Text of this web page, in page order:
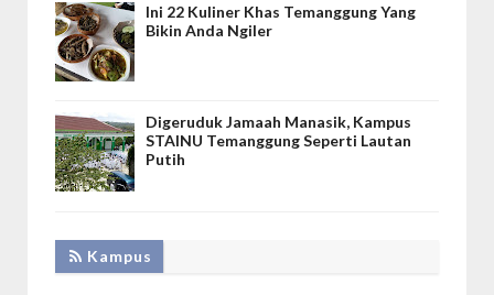
Ini 22 Kuliner Khas Temanggung Yang
Bikin Anda Ngiler
Digeruduk Jamaah Manasik, Kampus
STAINU Temanggung Seperti Lautan
Putih
Kampus